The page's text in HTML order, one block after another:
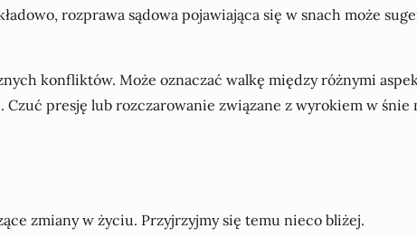
rozprawa sądowa pojawiająca się w snach może
konfliktów. Może oznaczać walkę między różnymi
presję lub rozczarowanie związane z wyrokiem w śnie
zmiany w życiu. Przyjrzyjmy się temu nieco bliżej.